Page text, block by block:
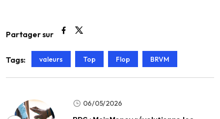
Partager sur
Tags: valeurs Top Flop BRVM
06/05/2026